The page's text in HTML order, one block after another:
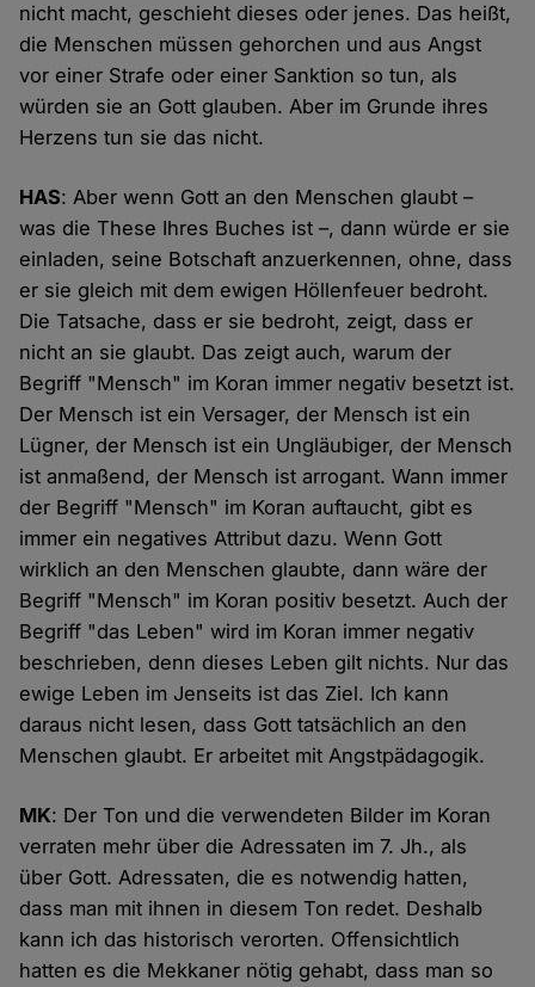
nicht macht, geschieht dieses oder jenes. Das heißt,
die Menschen müssen gehorchen und aus Angst
vor einer Strafe oder einer Sanktion so tun, als
würden sie an Gott glauben. Aber im Grunde ihres
Herzens tun sie das nicht.
HAS: Aber wenn Gott an den Menschen glaubt –
was die These Ihres Buches ist –, dann würde er sie
einladen, seine Botschaft anzuerkennen, ohne, dass
er sie gleich mit dem ewigen Höllenfeuer bedroht.
Die Tatsache, dass er sie bedroht, zeigt, dass er
nicht an sie glaubt. Das zeigt auch, warum der
Begriff "Mensch" im Koran immer negativ besetzt ist.
Der Mensch ist ein Versager, der Mensch ist ein
Lügner, der Mensch ist ein Ungläubiger, der Mensch
ist anmaßend, der Mensch ist arrogant. Wann immer
der Begriff "Mensch" im Koran auftaucht, gibt es
immer ein negatives Attribut dazu. Wenn Gott
wirklich an den Menschen glaubte, dann wäre der
Begriff "Mensch" im Koran positiv besetzt. Auch der
Begriff "das Leben" wird im Koran immer negativ
beschrieben, denn dieses Leben gilt nichts. Nur das
ewige Leben im Jenseits ist das Ziel. Ich kann
daraus nicht lesen, dass Gott tatsächlich an den
Menschen glaubt. Er arbeitet mit Angstpädagogik.
MK: Der Ton und die verwendeten Bilder im Koran
verraten mehr über die Adressaten im 7. Jh., als
über Gott. Adressaten, die es notwendig hatten,
dass man mit ihnen in diesem Ton redet. Deshalb
kann ich das historisch verorten. Offensichtlich
hatten es die Mekkaner nötig gehabt, dass man so